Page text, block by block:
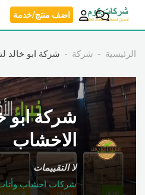
انتقل
اضف منتج/خدمة
الرئيسية شركة شركة ابو خالد
شركة ابو
الاخشاب
لا التقييمات
شركات اخشاب